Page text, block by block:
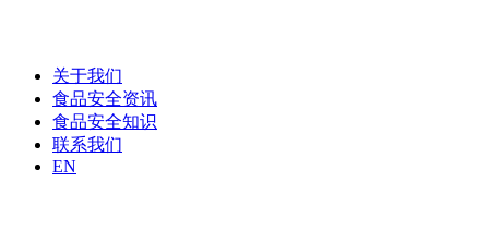
关于我们
食品安全资讯
食品安全知识
联系我们
EN